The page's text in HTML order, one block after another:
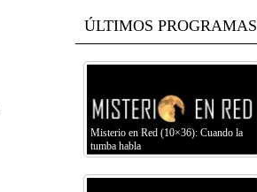
ÚLTIMOS PROGRAMAS
Misterio en Red (10×36): Cuando la
tumba habla